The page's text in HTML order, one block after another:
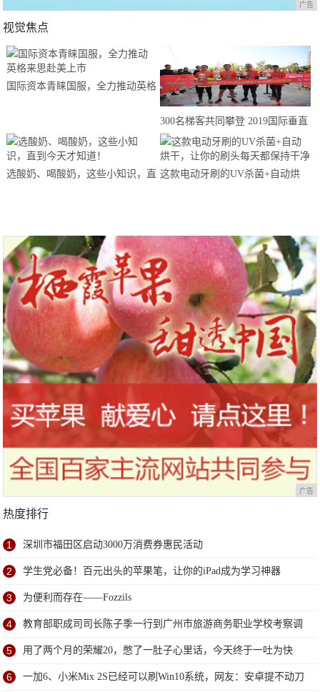
广告
视觉焦点
国际资本青睐国服，全力推动英格
300名梯客共同攀登 2019国际垂直
马拉松超级精英赛顺德海骏达中心
站欢乐开跑
选酸奶、喝酸奶，这些小知识，直 这款电动牙刷的UV杀菌+自动烘
广告
热度排行
1 深圳市福田区启动3000万消费券惠民活动
2 学生党必备！百元出头的苹果笔，让你的iPad成为学习神器
3 为便利而存在——Fozzils
4 教育部职成司司长陈子季一行到广州市旅游商务职业学校考察调
研
5 用了两个月的荣耀20，憋了一肚子心里话，今天终于一吐为快
6 一加6、小米Mix 2S已经可以刷Win10系统，网友：安卓提不动刀